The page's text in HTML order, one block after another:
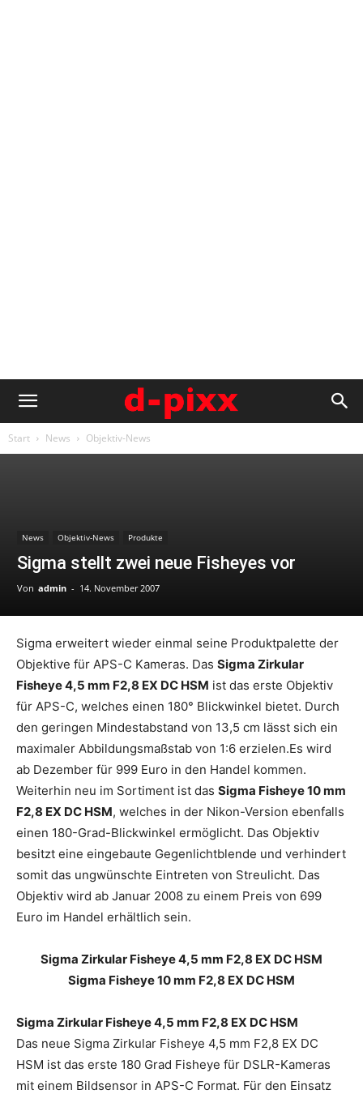
Start News Objektiv-News
News Objektiv-News Produkte
Sigma stellt zwei neue Fisheyes vor
Von admin - 14. November 2007
Sigma erweitert wieder einmal seine Produktpalette der
Objektive für APS-C Kameras. Das Sigma Zirkular
Fisheye 4,5 mm F2,8 EX DC HSM ist das erste Objektiv
für APS-C, welches einen 180° Blickwinkel bietet. Durch
den geringen Mindestabstand von 13,5 cm lässt sich ein
maximaler Abbildungsmaßstab von 1:6 erzielen.Es wird
ab Dezember für 999 Euro in den Handel kommen.
Weiterhin neu im Sortiment ist das Sigma Fisheye 10 mm
F2,8 EX DC HSM, welches in der Nikon-Version ebenfalls
einen 180-Grad-Blickwinkel ermöglicht. Das Objektiv
besitzt eine eingebaute Gegenlichtblende und verhindert
somit das ungwünschte Eintreten von Streulicht. Das
Objektiv wird ab Januar 2008 zu einem Preis von 699
Euro im Handel erhältlich sein.
Sigma Zirkular Fisheye 4,5 mm F2,8 EX DC HSM
Sigma Fisheye 10 mm F2,8 EX DC HSM
Sigma Zirkular Fisheye 4,5 mm F2,8 EX DC HSM
Das neue Sigma Zirkular Fisheye 4,5 mm F2,8 EX DC
HSM ist das erste 180 Grad Fisheye für DSLR-Kameras
mit einem Bildsensor in APS-C Format. Für den Einsatz